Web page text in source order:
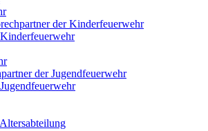
der Kinderfeuerwehr
der Jugendfeuerwehr